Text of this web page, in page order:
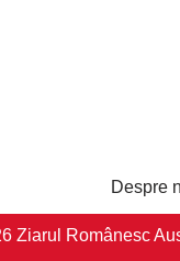
Despre
Ziarul Românesc